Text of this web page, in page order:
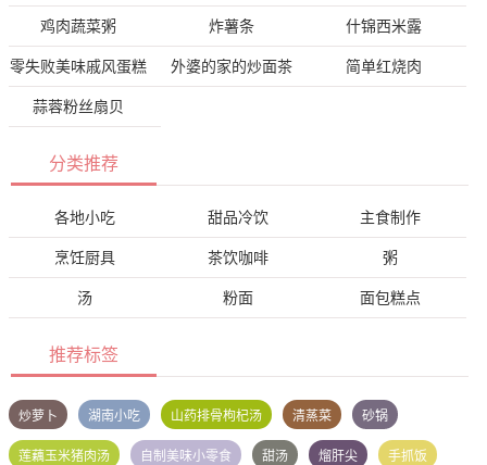
鸡肉蔬菜粥 炸薯条 什锦西米露
零失败美味戚风蛋糕 外婆的家的炒面茶 简单红烧肉
蒜蓉粉丝扇贝
分类推荐
各地小吃 甜品冷饮 主食制作
烹饪厨具 茶饮咖啡 粥
汤 粉面 面包糕点
推荐标签
炒萝卜 湖南小吃 山药排骨枸杞汤 清蒸菜 砂锅
莲藕玉米猪肉汤 自制美味小零食 甜汤 熘肝尖 手抓饭